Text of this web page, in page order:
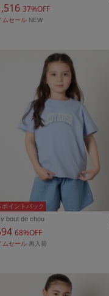
37%OFF
ムセール NEW
ポイントバック
bout de chou
68%OFF
ムセール 再入荷